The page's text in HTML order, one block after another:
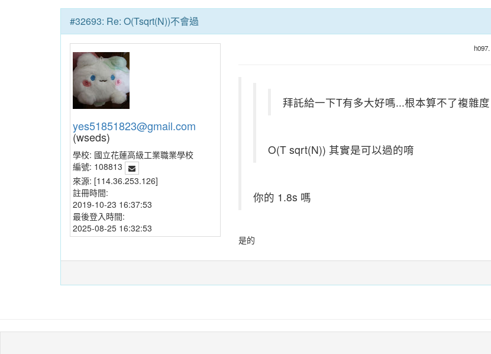
#32693: Re: O(Tsqrt(N))不會過
yes51851823@gmail.com
(wseds)
學校: 國立花蓮高級工業職業學校
編號: 108813
來源: [114.36.253.126]
註冊時間:
2019-10-23 16:37:53
最後登入時間:
2025-08-25 16:32:53
h097.
拜託給一下T有多大好嗎...根本算不了複雜度
O(T sqrt(N)) 其實是可以過的唷
你的 1.8s 嗎
是的